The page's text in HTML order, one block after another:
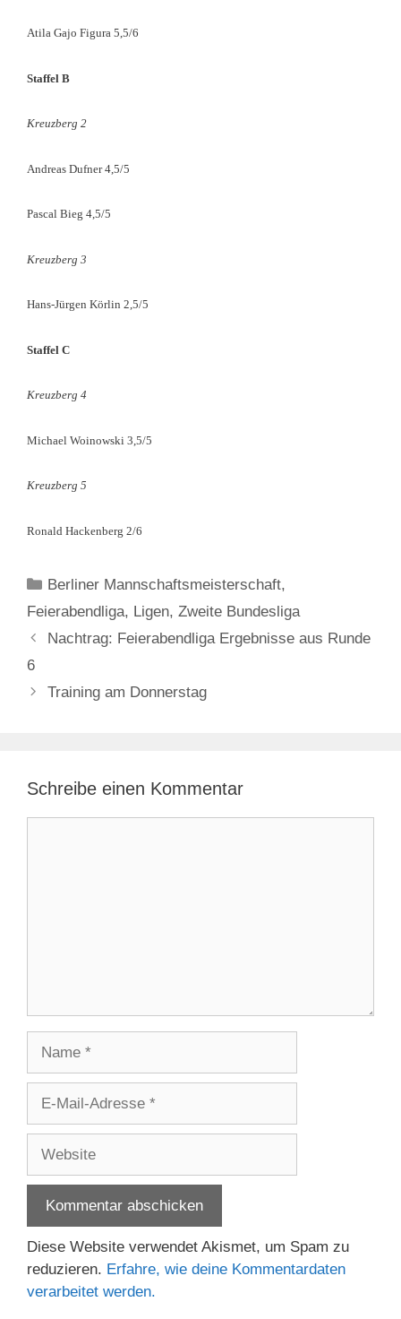
Atila Gajo Figura 5,5/6
Staffel B
Kreuzberg 2
Andreas Dufner 4,5/5
Pascal Bieg 4,5/5
Kreuzberg 3
Hans-Jürgen Körlin 2,5/5
Staffel C
Kreuzberg 4
Michael Woinowski 3,5/5
Kreuzberg 5
Ronald Hackenberg 2/6
Kategorien
Berliner Mannschaftsmeisterschaft,
Feierabendliga, Ligen, Zweite Bundesliga
Nachtrag: Feierabendliga Ergebnisse aus Runde
6
Training am Donnerstag
Schreibe einen Kommentar
Adresse
Diese Website verwendet Akismet, um Spam zu
reduzieren. Erfahre, wie deine Kommentardaten
verarbeitet werden.